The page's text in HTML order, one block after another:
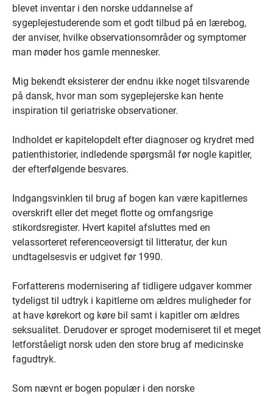
blevet inventar i den norske uddannelse af
sygeplejestuderende som et godt tilbud på en lærebog,
der anviser, hvilke observationsområder og symptomer
man møder hos gamle mennesker.
Mig bekendt eksisterer der endnu ikke noget tilsvarende
på dansk, hvor man som sygeplejerske kan hente
inspiration til geriatriske observationer.
Indholdet er kapitelopdelt efter diagnoser og krydret med
patienthistorier, indledende spørgsmål før nogle kapitler,
der efterfølgende besvares.
Indgangsvinklen til brug af bogen kan være kapitlernes
overskrift eller det meget flotte og omfangsrige
stikordsregister. Hvert kapitel afsluttes med en
velassorteret referenceoversigt til litteratur, der kun
undtagelsesvis er udgivet før 1990.
Forfatterens modernisering af tidligere udgaver kommer
tydeligst til udtryk i kapitlerne om ældres muligheder for
at have kørekort og køre bil samt i kapitler om ældres
seksualitet. Derudover er sproget moderniseret til et meget
letforståeligt norsk uden den store brug af medicinske
fagudtryk.
Som nævnt er bogen populær i den norske